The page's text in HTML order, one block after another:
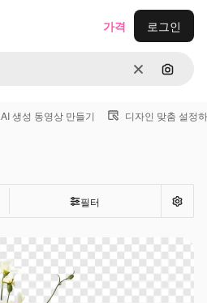
지우기이미지
가격 로그인
AI 생성 동영상 만들기 디자인 맞춤 설정
필터